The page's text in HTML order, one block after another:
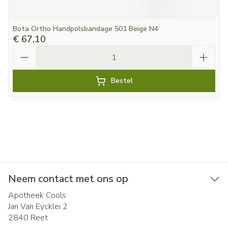
Bota Ortho Handpolsbandage 501 Beige N4
€ 67,10
Bestel
Neem contact met ons op
Apotheek Cools
Jan Van Eycklei 2
2840 Reet